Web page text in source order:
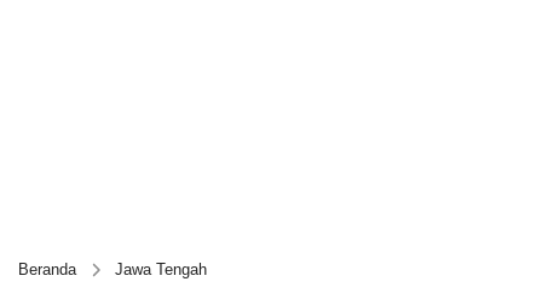
Beranda Jawa Tengah